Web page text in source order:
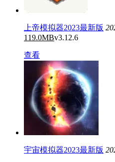
上帝模拟器2023最新版
119.0MBv3.12.6
查看
宇宙模拟器2023最新版